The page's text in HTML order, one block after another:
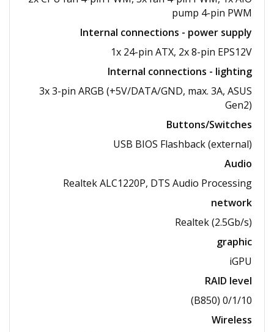
pump 4-pin PWM
Internal connections - power supply
1x 24-pin ATX, 2x 8-pin EPS12V
Internal connections - lighting
3x 3-pin ARGB (+5V/​DATA/​GND, max. 3A, ASUS
Gen2)
Buttons/Switches
USB BIOS Flashback (external)
Audio
Realtek ALC1220P, DTS Audio Processing
network
Realtek (2.5Gb/s)
graphic
iGPU
RAID level
0/1/10 (B850)
Wireless